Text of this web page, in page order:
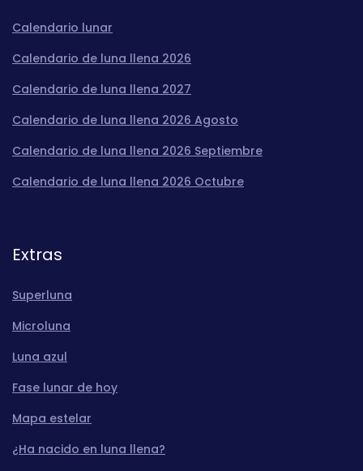
Calendario lunar
Calendario de luna llena 2026
Calendario de luna llena 2027
Calendario de luna llena 2026 Agosto
Calendario de luna llena 2026 Septiembre
Calendario de luna llena 2026 Octubre
Extras
Superluna
Microluna
Luna azul
Fase lunar de hoy
Mapa estelar
¿Ha nacido en luna llena?